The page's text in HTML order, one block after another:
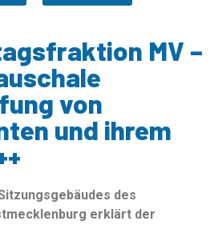
MV –
von
und ihrem
des
erklärt der